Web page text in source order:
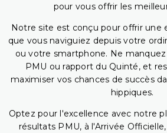
pour vous offrir les
Notre site est conçu pour offrir une
que vous naviguiez depuis votre
ou votre smartphone. Ne
PMU ou rapport du Quinté, et
maximiser vos chances de succès
hippiques.
Optez pour l'excellence avec notre
résultats PMU, à l'Arrivée